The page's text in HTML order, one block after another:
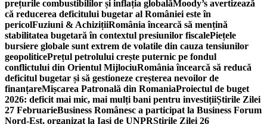
prețurile combustibililor și inflația globalăMoody’s avertizează
că reducerea deficitului bugetar al României este în
pericolFuziuni & AchizițiiRomânia încearcă să mențină
stabilitatea bugetară în contextul presiunilor fiscalePiețele
bursiere globale sunt extrem de volatile din cauza tensiunilor
geopoliticePrețul petrolului crește puternic pe fondul
conflictului din Orientul MijlociuRomânia încearcă să reducă
deficitul bugetar și să gestioneze creșterea nevoilor de
finanțareMișcarea Patronală din RomaniaProiectul de buget
2026: deficit mai mic, mai mulți bani pentru investițiiȘtirile Zilei
27 FebruarieBusiness Românesc a participat la Business Forum
Nord-Est, organizat la Iași de UNPRȘtirile Zilei 26